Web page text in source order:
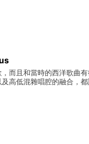
而且和當時的西洋歌曲
高低混雜唱腔的融合，都